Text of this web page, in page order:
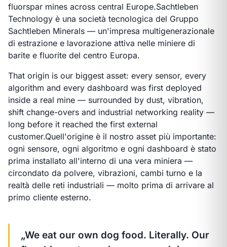
fluorspar mines across central Europe.Sachtleben
Technology è una società tecnologica del Gruppo
Sachtleben Minerals — un'impresa multigenerazionale
di estrazione e lavorazione attiva nelle miniere di
barite e fluorite del centro Europa.
That origin is our biggest asset: every sensor, every
algorithm and every dashboard was first deployed
inside a real mine — surrounded by dust, vibration,
shift change-overs and industrial networking reality —
long before it reached the first external
customer.Quell'origine è il nostro asset più importante:
ogni sensore, ogni algoritmo e ogni dashboard è stato
prima installato all'interno di una vera miniera —
circondato da polvere, vibrazioni, cambi turno e la
realtà delle reti industriali — molto prima di arrivare al
primo cliente esterno.
„We eat our own dog food. Literally. Our